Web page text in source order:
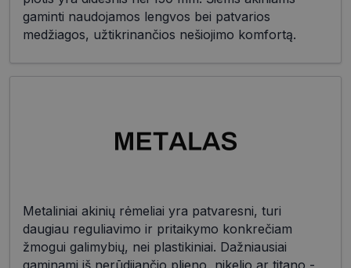
gaminti naudojamos lengvos bei patvarios
medžiagos, užtikrinančios nešiojimo komfortą.
Metaliniai akinių rėmeliai yra patvaresni, turi
daugiau reguliavimo ir pritaikymo konkrečiam
žmogui galimybių, nei plastikiniai. Dažniausiai